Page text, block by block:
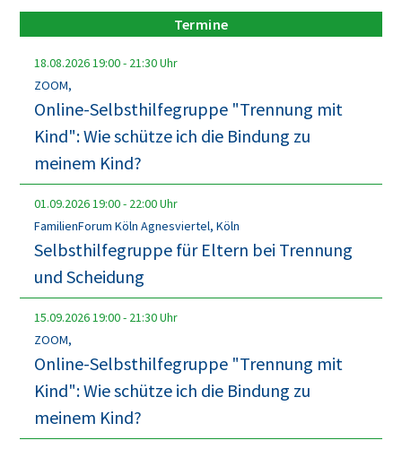
Termine
18.08.202619:00- 21:30Uhr
ZOOM,
Online-Selbsthilfegruppe "Trennung mit
Kind": Wie schütze ich die Bindung zu
meinem Kind?
01.09.202619:00- 22:00Uhr
FamilienForum Köln Agnesviertel, Köln
Selbsthilfegruppe für Eltern bei Trennung
und Scheidung
15.09.202619:00- 21:30Uhr
ZOOM,
Online-Selbsthilfegruppe "Trennung mit
Kind": Wie schütze ich die Bindung zu
meinem Kind?